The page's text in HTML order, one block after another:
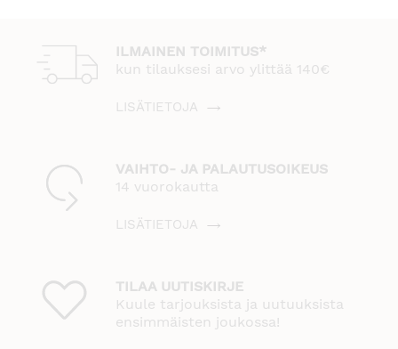
ILMAINEN TOIMITUS*
kun tilauksesi arvo ylittää 140€
LISÄTIETOJA
VAIHTO- JA PALAUTUSOIKEUS
14 vuorokautta
LISÄTIETOJA
TILAA UUTISKIRJE
Kuule tarjouksista ja uutuuksista
ensimmäisten joukossa!